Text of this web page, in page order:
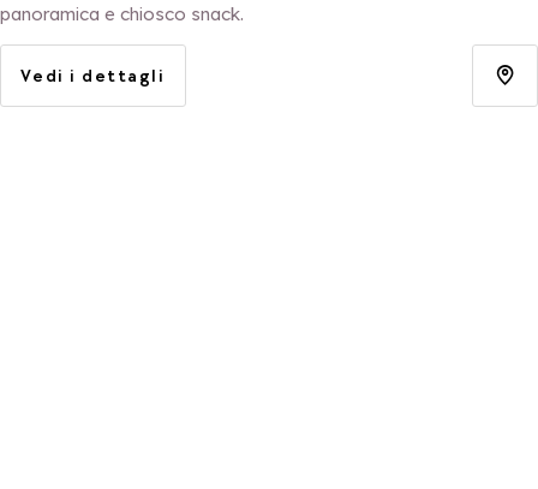
panoramica e chiosco snack.
Vedi i dettagli